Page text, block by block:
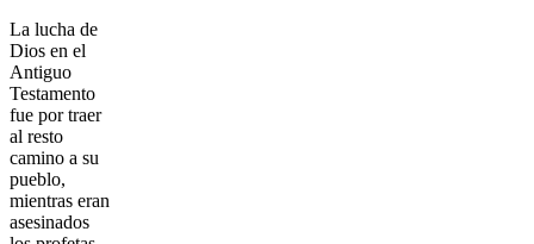
La lucha de
Dios en el
Antiguo
Testamento
fue por traer
al resto
camino a su
pueblo,
mientras eran
asesinados